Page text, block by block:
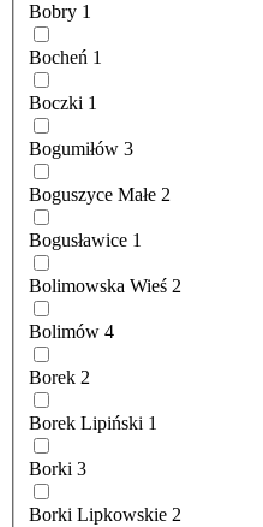
Bobry 1
Bocheń 1
Boczki 1
Bogumiłów 3
Boguszyce Małe 2
Bogusławice 1
Bolimowska Wieś 2
Bolimów 4
Borek 2
Borek Lipiński 1
Borki 3
Borki Lipkowskie 2